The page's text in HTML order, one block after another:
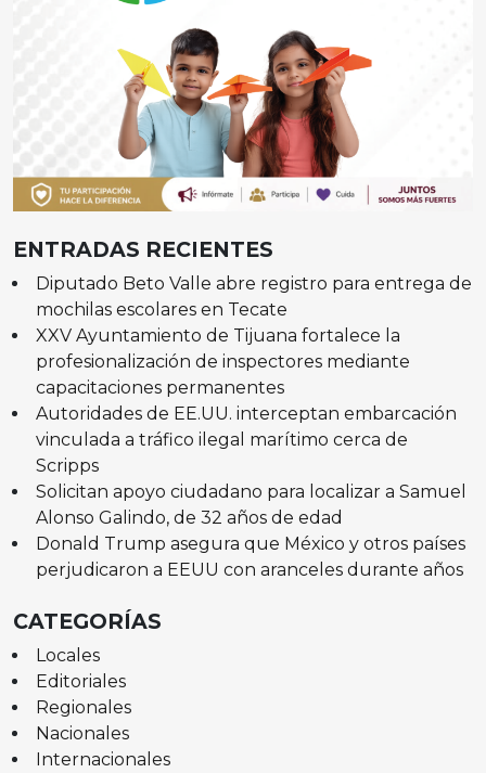
ENTRADAS RECIENTES
Diputado Beto Valle abre registro para entrega de
mochilas escolares en Tecate
XXV Ayuntamiento de Tijuana fortalece la
profesionalización de inspectores mediante
capacitaciones permanentes
Autoridades de EE.UU. interceptan embarcación
vinculada a tráfico ilegal marítimo cerca de
Scripps
Solicitan apoyo ciudadano para localizar a Samuel
Alonso Galindo, de 32 años de edad
Donald Trump asegura que México y otros países
perjudicaron a EEUU con aranceles durante años
CATEGORÍAS
Locales
Editoriales
Regionales
Nacionales
Internacionales